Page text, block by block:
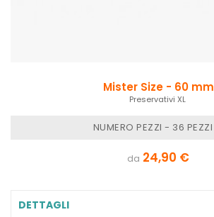
Mister Size - 60 mm
Preservativi XL
NUMERO PEZZI - 36 PEZZI
da 24,90 €
DETTAGLI